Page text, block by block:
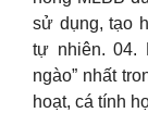
sử dụng, tạo
tự nhiên. 04.
ngào” nhất
hoạt, cá tính